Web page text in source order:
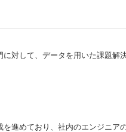
対して、データを用いた課題解
進めており、社内のエンジニア